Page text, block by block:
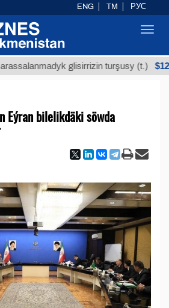
glisirrizin turşusy (t.) $12935,18
Eýran bilelikdäki söwda
ENG TM РУС